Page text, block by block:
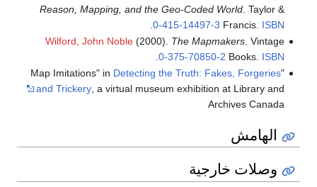
Reason, Mapping, and the Geo-Coded World. Taylor &
Francis.
0-415-14497-3
.
Wilford, John Noble(2000).The Mapmakers. Vintage
Books.
0-375-70850-2
.
Detecting the Truth: Fakes, Forgeries
and Trickery, a virtual museum exhibition at Library and
Archives Canada
الهامش
وصلات خارجية